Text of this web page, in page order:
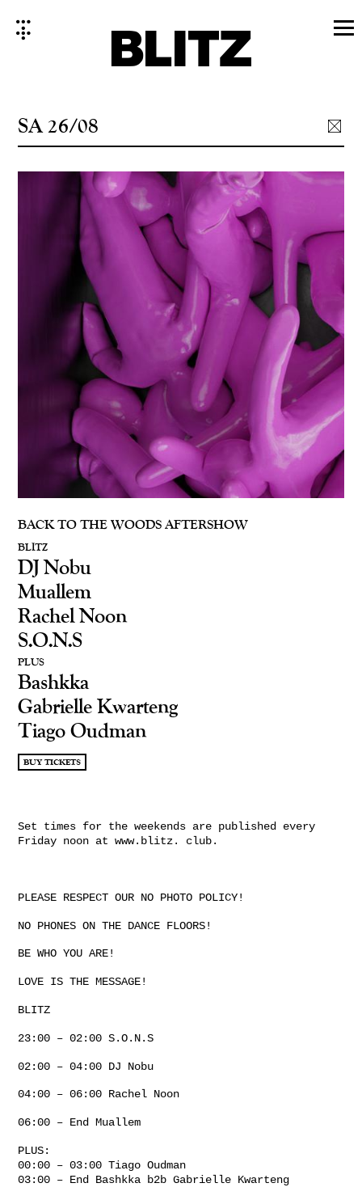
SA 26/08
BACK TO THE WOODS AFTERSHOW
BLITZ
DJ Nobu
Muallem
Rachel Noon
S.O.N.S
PLUS
Bashkka
Gabrielle Kwarteng
Tiago Oudman
BUY TICKETS
Set times for the weekends are published every
Friday noon at www.blitz. club.
PLEASE RESPECT OUR NO PHOTO POLICY!
NO PHONES ON THE DANCE FLOORS!
BE WHO YOU ARE!
LOVE IS THE MESSAGE!
BLITZ
23:00 – 02:00 S.O.N.S
02:00 – 04:00 DJ Nobu
04:00 – 06:00 Rachel Noon
06:00 – End Muallem
PLUS:
00:00 – 03:00 Tiago Oudman
03:00 – End Bashkka b2b Gabrielle Kwarteng